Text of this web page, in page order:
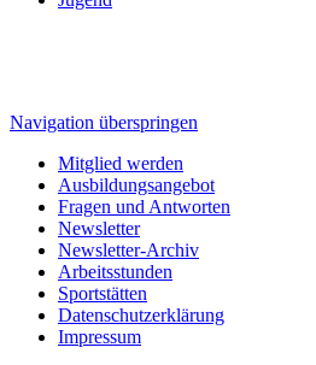
Navigation überspringen
Mitglied werden
Ausbildungsangebot
Fragen und Antworten
Newsletter
Newsletter-Archiv
Arbeitsstunden
Sportstätten
Datenschutzerklärung
Impressum